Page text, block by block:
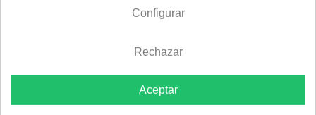
(impuestos
Talla : 40.5 42 43 44.5
326,53 €
En Stock 24/48h (laborables)
Color :
Configurar
Rechazar
Aceptar